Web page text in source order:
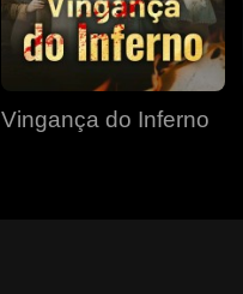
Vingança do Inferno